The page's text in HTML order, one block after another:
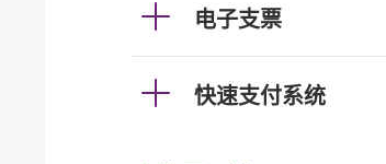
电子支票
快速支付系统